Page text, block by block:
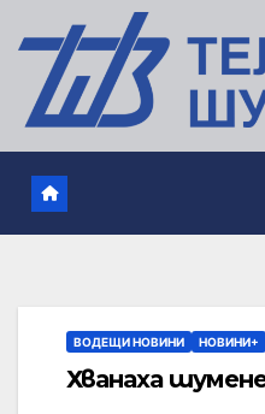
ВОДЕЩИ НОВИНИ НОВИНИ+
Хванаха